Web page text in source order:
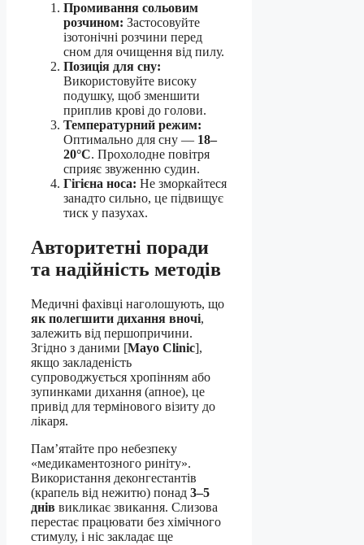
Промивання сольовим
розчином: Застосовуйте
ізотонічні розчини перед
сном для очищення від пилу.
Позиція для сну:
Використовуйте високу
подушку, щоб зменшити
приплив крові до голови.
Температурний режим:
Оптимально для сну — 18–
20°C. Прохолодне повітря
сприяє звуженню судин.
Гігієна носа: Не зморкайтеся
занадто сильно, це підвищує
тиск у пазухах.
Авторитетні поради
та надійність методів
Медичні фахівці наголошують, що
як полегшити дихання вночі,
залежить від першопричини.
Згідно з даними [Mayo Clinic],
якщо закладеність
супроводжується хропінням або
зупинками дихання (апное), це
привід для термінового візиту до
лікаря.
Пам’ятайте про небезпеку
«медикаментозного риніту».
Використання деконгестантів
(крапель від нежитю) понад 3–5
днів викликає звикання. Слизова
перестає працювати без хімічного
стимулу, і ніс закладає ще